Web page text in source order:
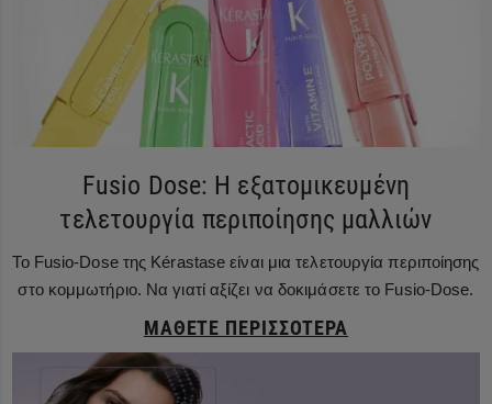
Fusio Dose: Η εξατομικευμένη
τελετουργία περιποίησης μαλλιών
Το Fusio-Dose της Kérastase είναι μια τελετουργία περιποίησης
στο κομμωτήριο. Να γιατί αξίζει να δοκιμάσετε το Fusio-Dose.
ΜΆΘΕΤΕ ΠΕΡΙΣΣΌΤΕΡΑ